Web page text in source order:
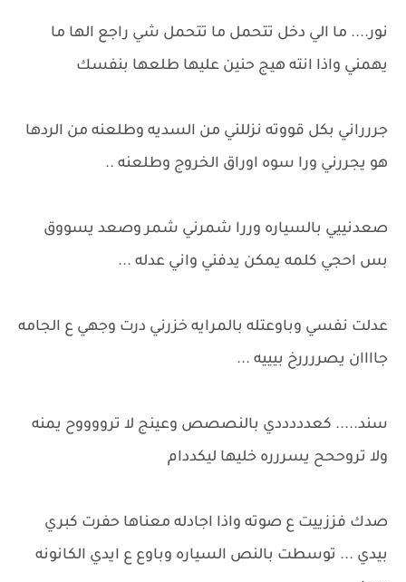
نور.... ما الي دخل تتحمل ما تتحمل شي راجع الها ما
يهمني واذا انته هيج حنين عليها طلعها بنفسك
جررراني بكل قووته نزللني من السديه وطلعنه من الردها
هو يجررني ورا سوه اوراق الخروج وطلعنه ..
صعدنييي بالسياره وررا شمرني شمر وصعد يسووق
بس احجي كلمه يمكن يدفني واني عدله ...
عدلت نفسي وباوعتله بالمرايه خزرني درت وجهي ع الجامه
جاااان يصررررخ بيييه ...
سند..... كعدددددي بالنصصص وعينج لا ترووووح يمنه
ولا تروححح يسررره خليها ليكددام
صدك فززييت ع صوته واذا اجادله معناها حفرت كبري
بيدي ... توسطت بالنص السياره وباوع ع ايدي الكانونه